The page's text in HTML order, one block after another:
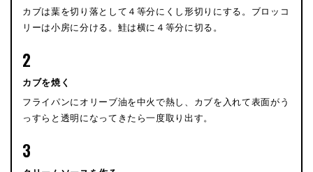
カブは葉を切り落として４等分にくし形切りにする。ブロッコ
リーは小房に分ける。鮭は横に４等分に切る。
2
カブを焼く
フライパンにオリーブ油を中火で熱し、カブを入れて表面がう
っすらと透明になってきたら一度取り出す。
3